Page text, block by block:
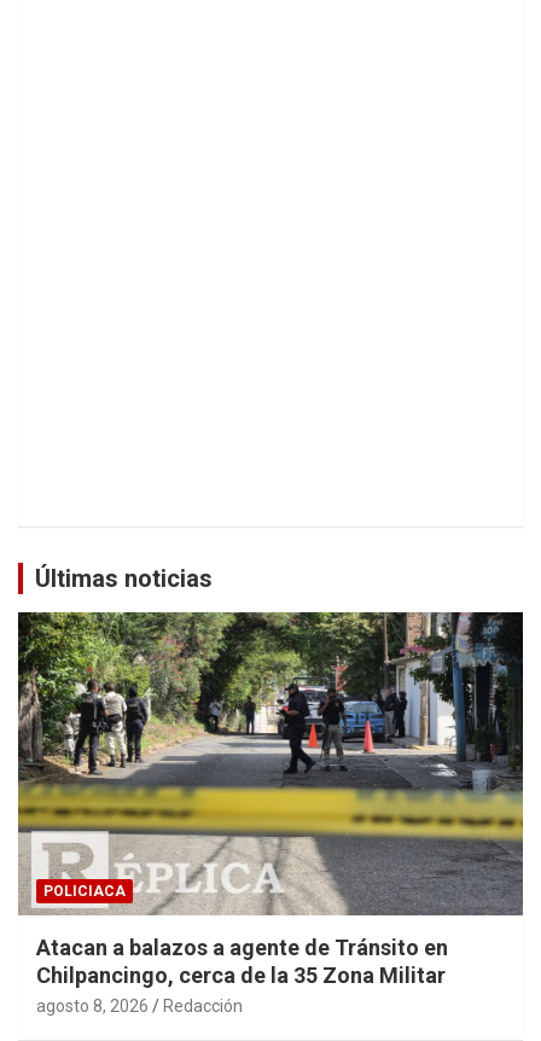
Últimas noticias
POLICIACA
Atacan a balazos a agente de Tránsito en
Chilpancingo, cerca de la 35 Zona Militar
agosto 8, 2026 Redacción